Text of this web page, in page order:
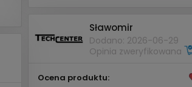
Sławomir
Dodano: 2026-06-29
Opinia zweryfikowana
Ocena produktu: